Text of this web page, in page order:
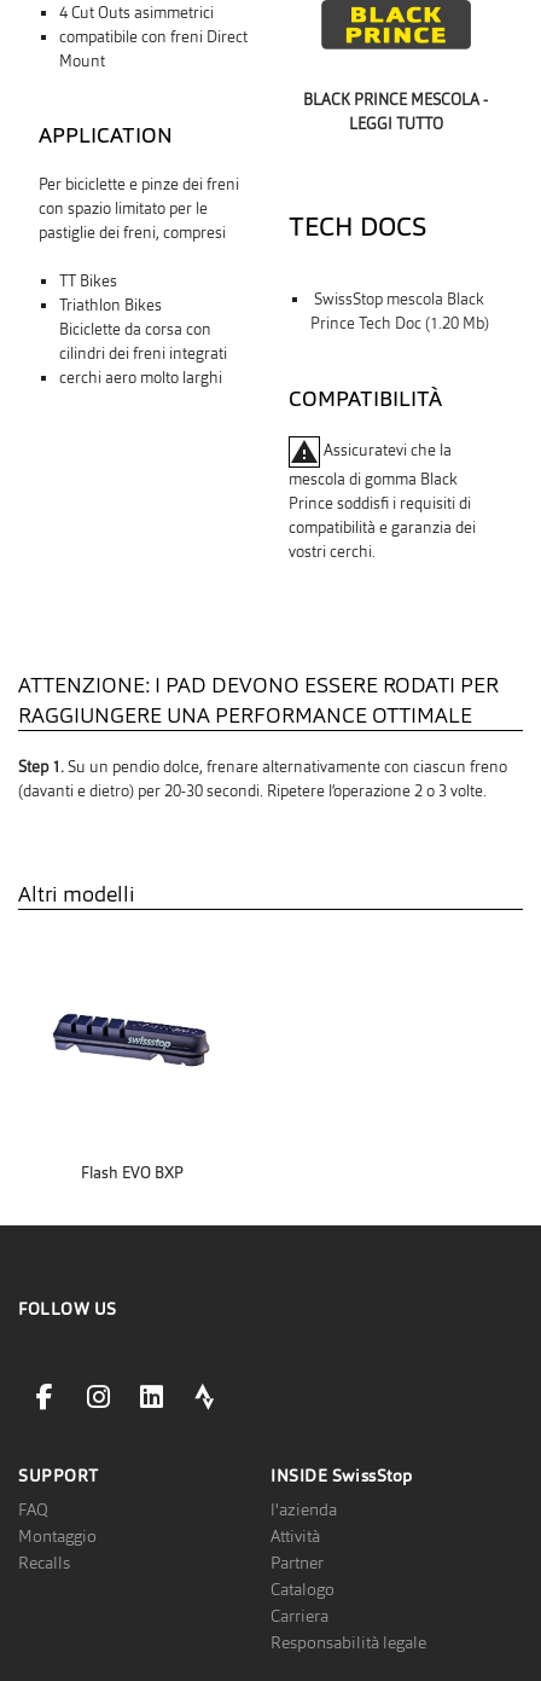
4 Cut Outs asimmetrici
compatibile con freni Direct
Mount
APPLICATION
Per biciclette e pinze dei freni
con spazio limitato per le
pastiglie dei freni, compresi
TT Bikes
Triathlon Bikes
Biciclette da corsa con
cilindri dei freni integrati
cerchi aero molto larghi
BLACK PRINCE MESCOLA -
LEGGI TUTTO
TECH DOCS
SwissStop mescola Black
Prince Tech Doc (1.20 Mb)
COMPATIBILITÀ
warning Assicuratevi che la
mescola di gomma Black
Prince soddisfi i requisiti di
compatibilità e garanzia dei
vostri cerchi.
ATTENZIONE: I PAD DEVONO ESSERE RODATI PER
RAGGIUNGERE UNA PERFORMANCE OTTIMALE
Step 1.Su un pendio dolce, frenare alternativamente con ciascun freno
(davanti e dietro) per 20-30 secondi. Ripetere l‘operazione 2 o 3 volte.
Altri modelli
Flash EVO BXP
FOLLOW US
facebookLink
instagramLink
linkedinLinkstravaLink
SUPPORT
FAQ
Montaggio
Recalls
INSIDE SwissStop
l'azienda
Attività
Partner
Catalogo
Carriera
Responsabilità legale